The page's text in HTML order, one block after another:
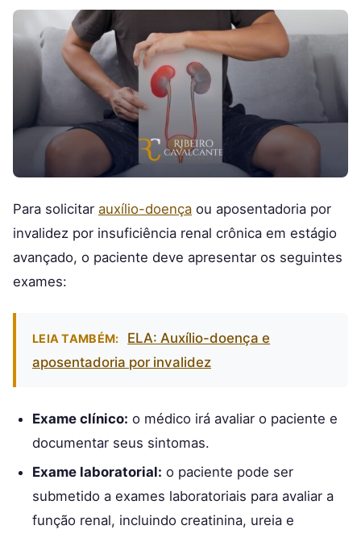
Para solicitar auxílio-doença ou aposentadoria por
invalidez por insuficiência renal crônica em estágio
avançado, o paciente deve apresentar os seguintes
exames:
LEIA TAMBÉM:
ELA: Auxílio-doença e
aposentadoria por invalidez
Exame clínico: o médico irá avaliar o paciente e
documentar seus sintomas.
Exame laboratorial: o paciente pode ser
submetido a exames laboratoriais para avaliar a
função renal, incluindo creatinina, ureia e